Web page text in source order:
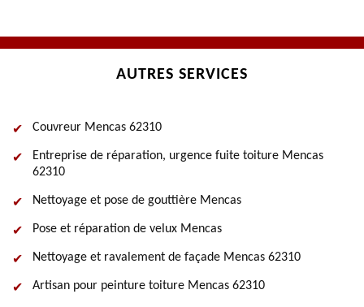
AUTRES SERVICES
Couvreur Mencas 62310
Entreprise de réparation, urgence fuite toiture Mencas
62310
Nettoyage et pose de gouttière Mencas
Pose et réparation de velux Mencas
Nettoyage et ravalement de façade Mencas 62310
Artisan pour peinture toiture Mencas 62310